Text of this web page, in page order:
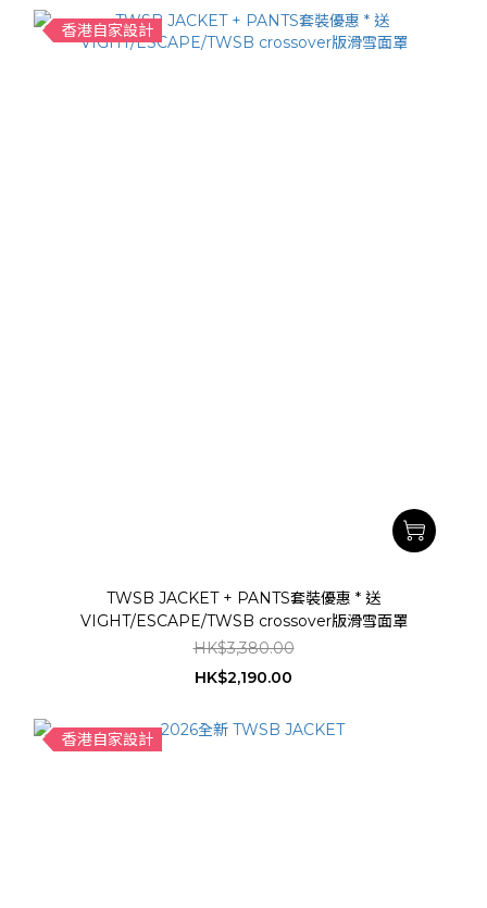
香港自家設計
TWSB JACKET + PANTS套裝優惠 * 送
VIGHT/ESCAPE/TWSB crossover版滑雪面罩
HK$3,380.00
HK$2,190.00
香港自家設計